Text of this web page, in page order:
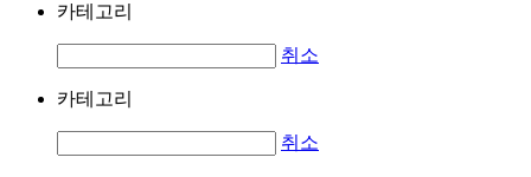
카테고리
취소
카테고리
취소